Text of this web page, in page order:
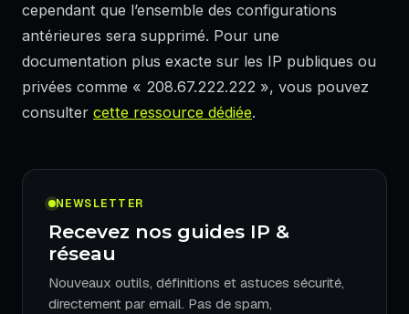
cependant que l’ensemble des configurations
antérieures sera supprimé. Pour une
documentation plus exacte sur les IP publiques ou
privées comme « 208.67.222.222 », vous pouvez
consulter cette ressource dédiée.
NEWSLETTER
Recevez nos guides IP &
réseau
Nouveaux outils, définitions et astuces sécurité,
directement par email. Pas de spam,